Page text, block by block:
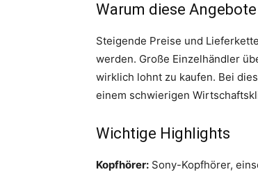
Warum diese
Steigende Preise und
werden. Große Einzelhändler
wirklich lohnt zu kaufen. Bei
einem schwierigen
Wichtige Highlights
Kopfhörer: Sony-Kopfhörer,